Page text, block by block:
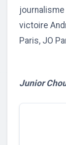
victoire
Paris, JO
Junior